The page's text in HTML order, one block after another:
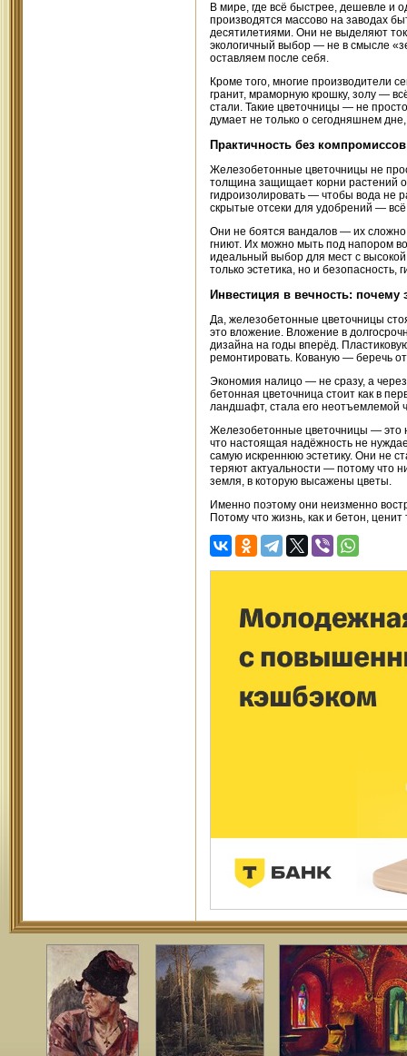
В мире, где всё быстрее, дешевле и
производятся массово на заводах
десятилетиями. Они не выделяют
экологичный выбор — не в смысле
оставляем после себя.
Кроме того, многие производители
гранит, мраморную крошку, золу —
стали. Такие цветочницы — не
думает не только о сегодняшнем
Практичность без
Железобетонные цветочницы не
толщина защищает корни растений
гидроизолировать — чтобы вода не
скрытые отсеки для удобрений —
Они не боятся вандалов — их сложно
гниют. Их можно мыть под напором
идеальный выбор для мест с
только эстетика, но и безопасность,
Инвестиция в вечность: почему
Да, железобетонные цветочницы
это вложение. Вложение в
дизайна на годы вперёд.
ремонтировать. Кованую — беречь
Экономия налицо — не сразу, а через
бетонная цветочница стоит как в
ландшафт, стала его неотъемлемой
Железобетонные цветочницы — это
что настоящая надёжность не
самую искреннюю эстетику. Они не
теряют актуальности — потому что
земля, в которую высажены цветы.
Именно поэтому они неизменно
Потому что жизнь, как и бетон,